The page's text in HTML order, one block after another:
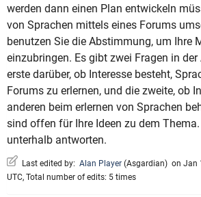
werden dann einen Plan entwickeln
von Sprachen mittels eines Forums
benutzen Sie die Abstimmung, um Ihre
einzubringen. Es gibt zwei Fragen in
erste darüber, ob Interesse besteht,
Forums zu erlernen, und die zweite, ob
anderen beim erlernen von Sprachen
sind offen für Ihre Ideen zu dem
unterhalb antworten.
Last edited by: Alan Player (Asgardian) on Jan
UTC, Total number of edits: 5 times